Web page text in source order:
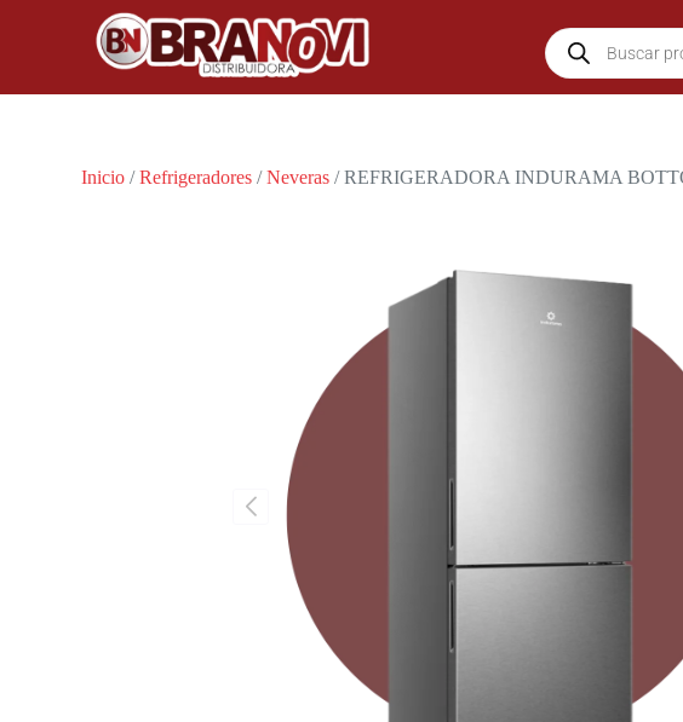
Inicio /Refrigeradores /Neveras / REFRIGERADORA INDURAMA